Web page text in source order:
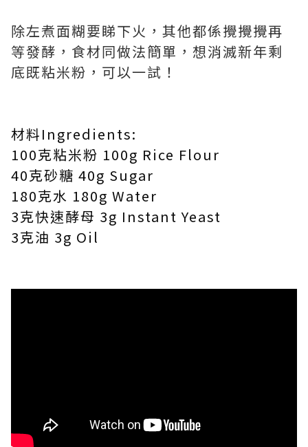
除左煮面糊要睇下火，其他都係攪攪攪再
等發酵，食材同做法簡單，想消滅新年剩
底既粘米粉，可以一試！
材料Ingredients:
100克粘米粉 100g Rice Flour
40克砂糖 40g Sugar
180克水 180g Water
3克快速酵母 3g Instant Yeast
3克油 3g Oil